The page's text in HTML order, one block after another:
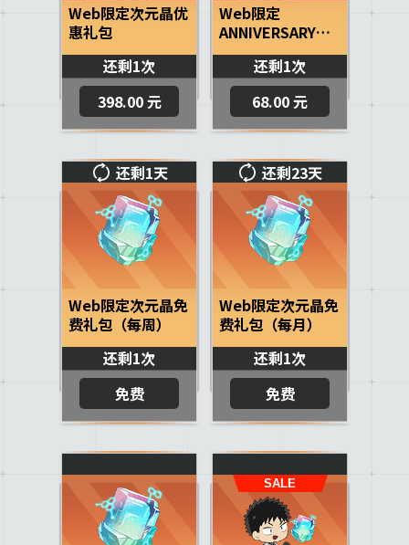
Web限定次元晶优
惠礼包
还剩1次
398.00 元
Web限定
ANNIVERSARY礼
包
还剩1次
68.00 元
还剩1天
Web限定次元晶免
费礼包（每周）
还剩1次
免费
还剩23天
Web限定次元晶免
费礼包（每月）
还剩1次
免费